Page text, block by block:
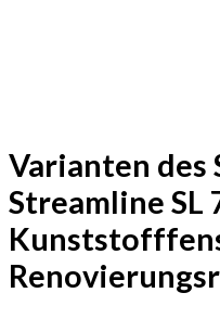
Varianten des
Streamline SL